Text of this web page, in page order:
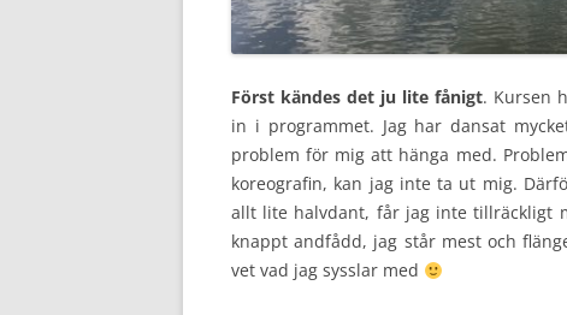
Först kändes det ju lite fånigt. Kursen
in i programmet. Jag har dansat
problem för mig att hänga med.
koreografin, kan jag inte ta ut mig.
allt lite halvdant, får jag inte tillräckligt
knappt andfådd, jag står mest och
vet vad jag sysslar med